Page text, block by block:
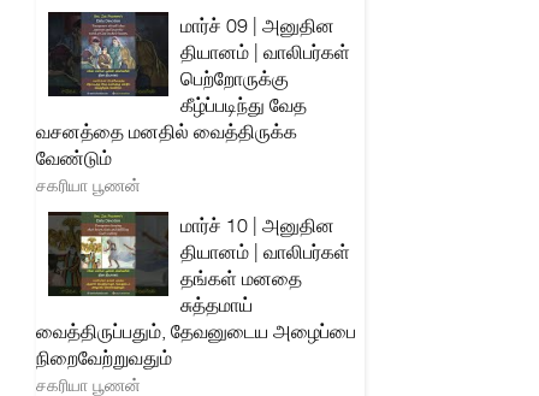
மார்ச் 09 | அனுதின
தியானம் | வாலிபர்கள்
பெற்றோருக்கு
கீழ்ப்படிந்து வேத
வசனத்தை மனதில் வைத்திருக்க
வேண்டும்
சகரியா பூணன்
மார்ச் 10 | அனுதின
தியானம் | வாலிபர்கள்
தங்கள் மனதை
சுத்தமாய்
வைத்திருப்பதும், தேவனுடைய அழைப்பை
நிறைவேற்றுவதும்
சகரியா பூணன்